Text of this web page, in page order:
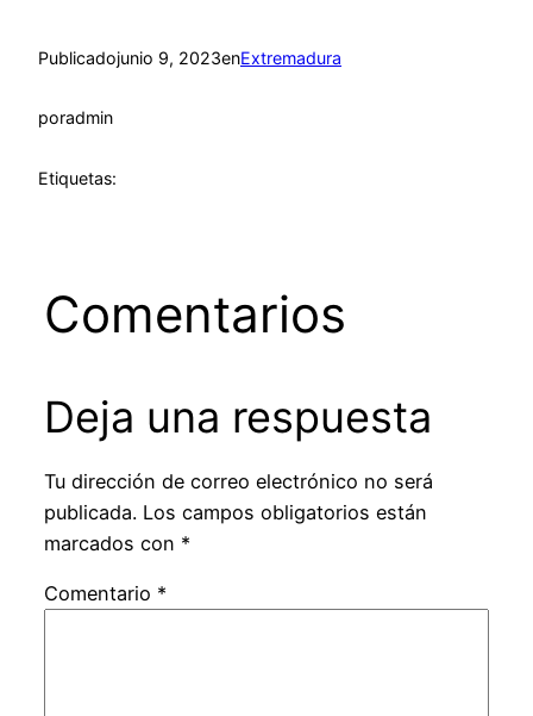
Publicadojunio 9, 2023enExtremadura
poradmin
Etiquetas:
Comentarios
Deja una respuesta
Tu dirección de correo electrónico no será
publicada. Los campos obligatorios están
marcados con *
Comentario *